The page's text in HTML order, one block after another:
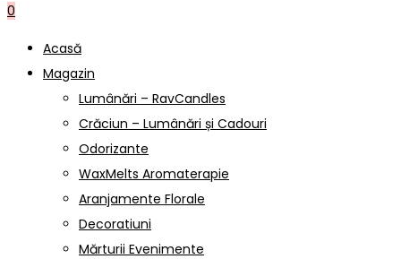
0
Acasă
Magazin
Lumânări – RavCandles
Crăciun – Lumânări și Cadouri
Odorizante
WaxMelts Aromaterapie
Aranjamente Florale
Decoratiuni
Mărturii Evenimente